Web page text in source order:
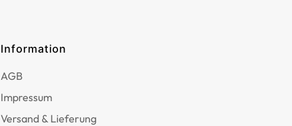
Information
AGB
Impressum
Versand & Lieferung